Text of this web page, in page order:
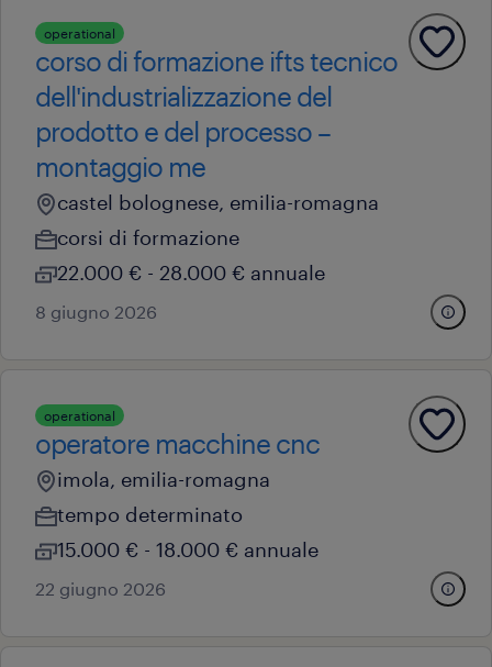
operational
corso di formazione ifts tecnico
dell'industrializzazione del
prodotto e del processo –
montaggio me
castel bolognese, emilia-romagna
corsi di formazione
22.000 € - 28.000 € annuale
8 giugno 2026
operational
operatore macchine cnc
imola, emilia-romagna
tempo determinato
15.000 € - 18.000 € annuale
22 giugno 2026